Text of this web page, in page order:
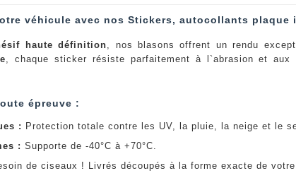
véhicule avec nos Stickers, autocollants plaque
haute définition , nos blasons offrent un rendu
, chaque sticker résiste parfaitement à l`abrasion et
épreuve :
: Protection totale contre les UV, la pluie, la neige et le
: Supporte de -40°C à +70°C.
de ciseaux ! Livrés découpés à la forme exacte de votre